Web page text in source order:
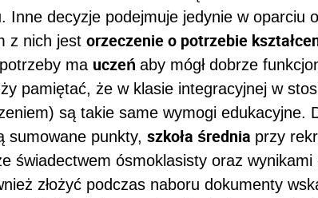
Inne decyzje podejmuje jedynie w oparciu
z nich jest orzeczenie o potrzebie
ma uczeń aby mógł dobrze
pamiętać, że w klasie integracyjnej w
są takie same wymogi edukacyjne.
sumowane punkty, szkoła średnia przy
świadectwem ósmoklasisty oraz
złożyć podczas naboru dokumenty